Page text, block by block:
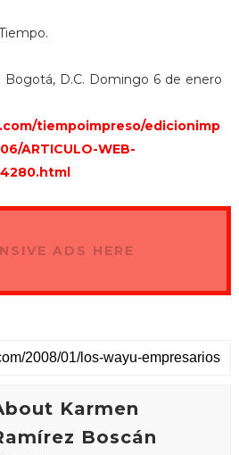
Bogotá, D.C. Domingo 6 de enero
tiempoimpreso/edicionimp
ARTICULO-WEB-
ADS HERE
Karmen
Boscán